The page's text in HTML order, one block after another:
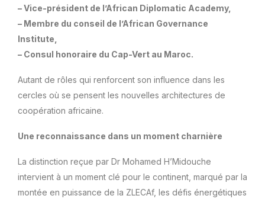
– Vice-président de l’African Diplomatic Academy,
– Membre du conseil de l’African Governance
Institute,
– Consul honoraire du Cap-Vert au Maroc.
Autant de rôles qui renforcent son influence dans les
cercles où se pensent les nouvelles architectures de
coopération africaine.
Une reconnaissance dans un moment charnière
La distinction reçue par Dr Mohamed H’Midouche
intervient à un moment clé pour le continent, marqué par la
montée en puissance de la ZLECAf, les défis énergétiques